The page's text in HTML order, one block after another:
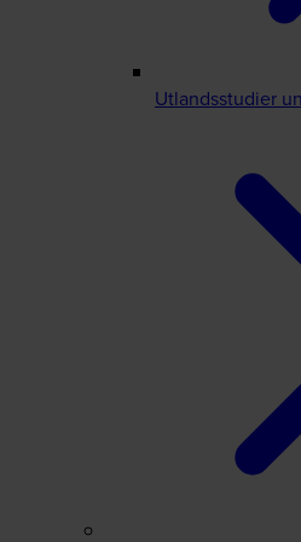
Utlandsstudier